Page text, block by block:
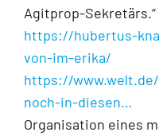
Agitprop-Sekretärs.“
https://hubertus-
von-im-erika/
https://
noch-in-diesen…
Organisation eines